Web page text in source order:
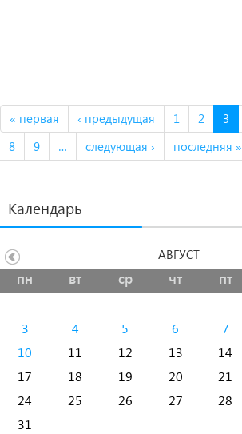
« первая ‹ предыдущая 1 2 3
8
9 … следующая › последняя »
Календарь
пн вт ср чт пт
3
4 5 6 7
10
11 12 13 14
17
18 19 20 21
24
25 26 27 28
31
АВГУСТ